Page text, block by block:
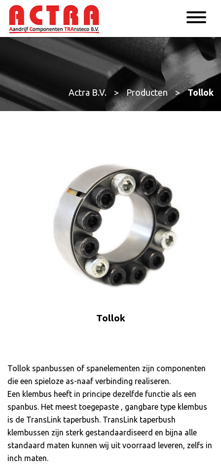
Actra B.V. > Producten > Tollok
Tollok
Tollok spanbussen of spanelementen zijn componenten
die een spieloze as-naaf verbinding realiseren.
Een klembus heeft in principe dezelfde functie als een
spanbus. Het meest toegepaste , gangbare type klembus
is de TransLink taperbush. TransLink taperbush
klembussen zijn sterk gestandaardiseerd en bijna alle
standaard maten kunnen wij uit voorraad leveren, zelfs in
inch maten.